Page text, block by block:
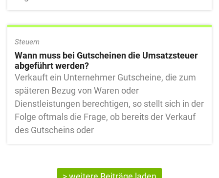
Steuern
Wann muss bei Gutscheinen die Umsatzsteuer
abgeführt werden?
Verkauft ein Unternehmer Gutscheine, die zum
späteren Bezug von Waren oder
Dienstleistungen berechtigen, so stellt sich in der
Folge oftmals die Frage, ob bereits der Verkauf
des Gutscheins oder